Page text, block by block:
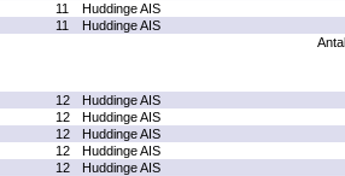
11
Huddinge AIS
11
Huddinge AIS
12
Huddinge AIS
12
Huddinge AIS
12
Huddinge AIS
12
Huddinge AIS
12
Huddinge AIS